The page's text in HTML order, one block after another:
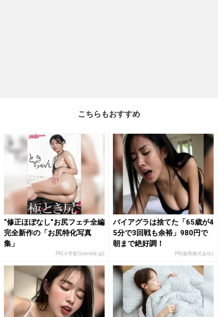
こちらもおすすめ
“修正ほぼなし”お尻フェチ全編
完全新作の「お尻特化写真
集」
PR(小学館Gravidia.jp)
バイアグラは捨てた「65歳が4
5分で3回戦も余裕」980円で
朝まで絶好調！
PR(健商株式会社)